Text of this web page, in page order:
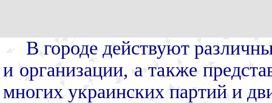
В городе действуют
и организации, а также
многих украинских партий и